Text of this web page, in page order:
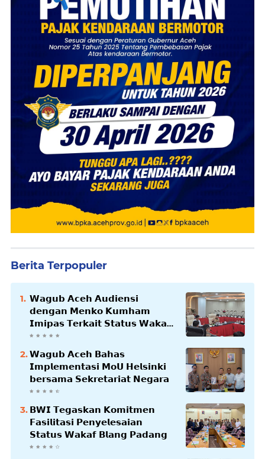
Berita Terpopuler
𝗪𝗮𝗴𝘂𝗯 𝗔𝗰𝗲𝗵 𝗔𝘂𝗱𝗶𝗲𝗻𝘀𝗶
𝗱𝗲𝗻𝗴𝗮𝗻 𝗠𝗲𝗻𝗸𝗼 𝗞𝘂𝗺𝗵𝗮𝗺
𝗜𝗺𝗶𝗽𝗮𝘀 𝗧𝗲𝗿𝗸𝗮𝗶𝘁 𝗦𝘁𝗮𝘁𝘂𝘀 𝗪𝗮𝗸𝗮𝗳
𝗕𝗹𝗮𝗻𝗴𝗽𝗮𝗱𝗮𝗻𝗴
𝗪𝗮𝗴𝘂𝗯 𝗔𝗰𝗲𝗵 𝗕𝗮𝗵𝗮𝘀
𝗜𝗺𝗽𝗹𝗲𝗺𝗲𝗻𝘁𝗮𝘀𝗶 𝗠𝗼𝗨 𝗛𝗲𝗹𝘀𝗶𝗻𝗸𝗶
𝗯𝗲𝗿𝘀𝗮𝗺𝗮 𝗦𝗲𝗸𝗿𝗲𝘁𝗮𝗿𝗶𝗮𝘁 𝗡𝗲𝗴𝗮𝗿𝗮
𝗕𝗪𝗜 𝗧𝗲𝗴𝗮𝘀𝗸𝗮𝗻 𝗞𝗼𝗺𝗶𝘁𝗺𝗲𝗻
𝗙𝗮𝘀𝗶𝗹𝗶𝘁𝗮𝘀𝗶 𝗣𝗲𝗻𝘆𝗲𝗹𝗲𝘀𝗮𝗶𝗮𝗻
𝗦𝘁𝗮𝘁𝘂𝘀 𝗪𝗮𝗸𝗮𝗳 𝗕𝗹𝗮𝗻𝗴 𝗣𝗮𝗱𝗮𝗻𝗴